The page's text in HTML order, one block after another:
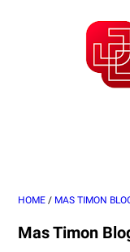
HOME / MAS TIMON
Mas Timon